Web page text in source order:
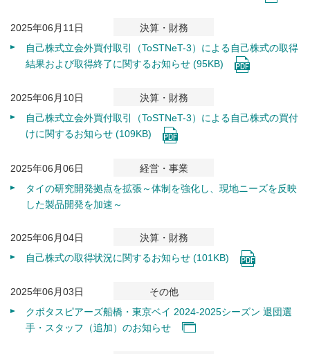
2025年06月11日
決算・財務
自己株式立会外買付取引（ToSTNeT-3）による自己株式の取得
結果および取得終了に関するお知らせ (95KB)
2025年06月10日
決算・財務
自己株式立会外買付取引（ToSTNeT-3）による自己株式の買付
けに関するお知らせ (109KB)
2025年06月06日
経営・事業
タイの研究開発拠点を拡張～体制を強化し、現地ニーズを反映
した製品開発を加速～
2025年06月04日
決算・財務
自己株式の取得状況に関するお知らせ (101KB)
2025年06月03日
その他
クボタスピアーズ船橋・東京ベイ 2024-2025シーズン 退団選
手・スタッフ（追加）のお知らせ